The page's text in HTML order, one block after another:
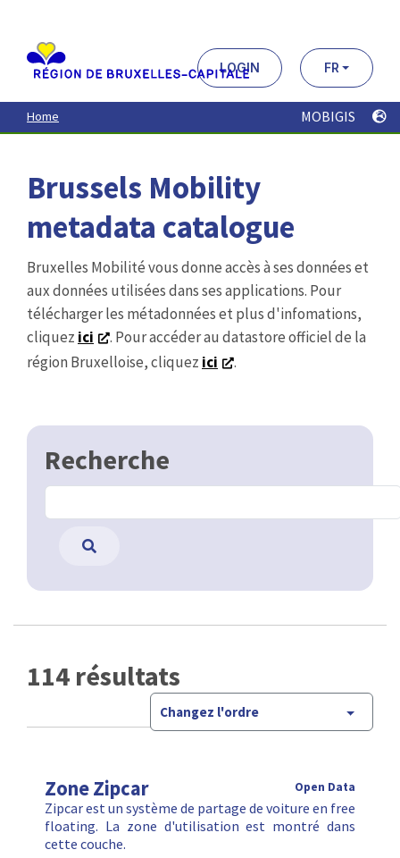
contenu
principal
LOGIN FR
Home MOBIGIS
Brussels Mobility
metadata catalogue
Bruxelles Mobilité vous donne accès à ses données et
aux données utilisées dans ses applications. Pour
télécharger les métadonnées et plus d'infomations,
cliquez ici
. Pour accéder au datastore officiel de la
région Bruxelloise, cliquez ici .
Recherche
114 résultats
Changez l'ordre
Zone Zipcar Open Data
Zipcar est un système de partage de voiture en free
floating. La zone d'utilisation est montré dans
cette couche.